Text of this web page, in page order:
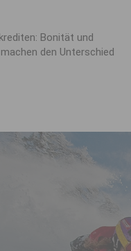
Bonität und
den Unterschied